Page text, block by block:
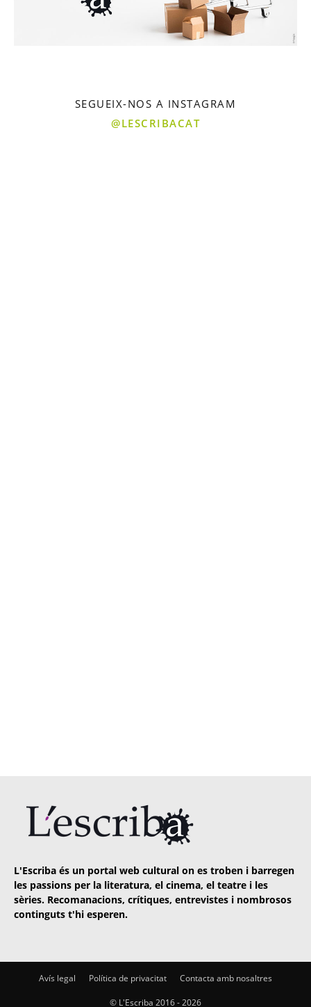
SEGUEIX-NOS A INSTAGRAM
@LESCRIBACAT
L'Escriba és un portal web cultural on es troben i barregen
les passions per la literatura, el cinema, el teatre i les
sèries. Recomanacions, crítiques, entrevistes i nombrosos
continguts t'hi esperen.
Avís legal Política de privacitat Contacta amb nosaltres
© L'Escriba 2016 -2026